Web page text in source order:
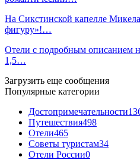
На Сикстинской капелле
фигуру»!…
Отели с подробным описанием
1,5…
Загрузить еще сообщения
Популярные категории
Достопримечательности
Путешествия498
Отели465
Советы туристам34
Отели России0